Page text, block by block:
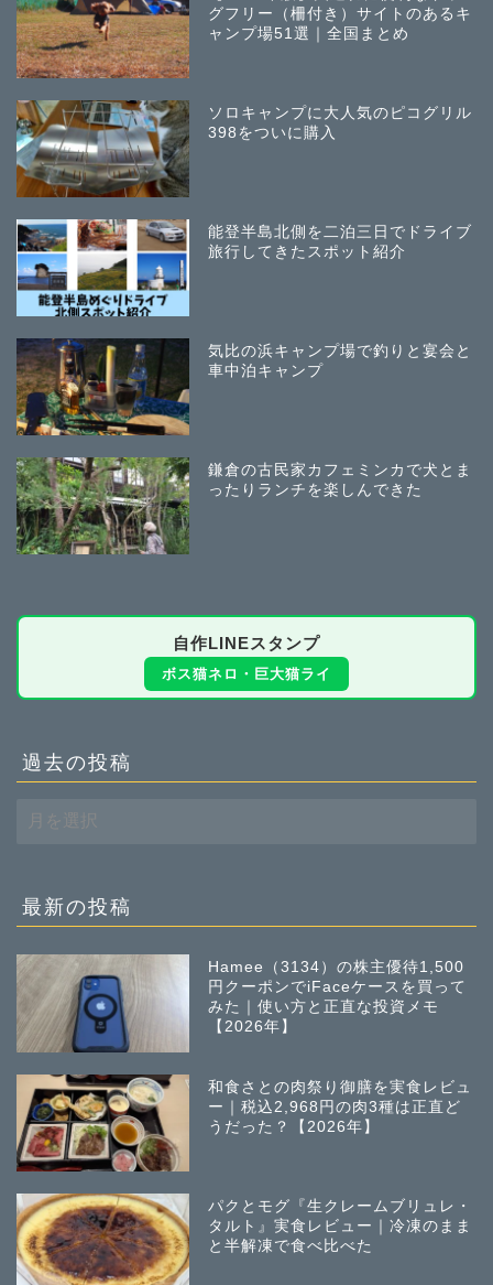
グフリー（柵付き）サイトのあるキ
ャンプ場51選｜全国まとめ
ソロキャンプに大人気のピコグリル
398をついに購入
能登半島北側を二泊三日でドライブ
旅行してきたスポット紹介
気比の浜キャンプ場で釣りと宴会と
車中泊キャンプ
鎌倉の古民家カフェミンカで犬とま
ったりランチを楽しんできた
自作LINEスタンプ
ボス猫ネロ・巨大猫ライ
過去の投稿
去
稿
最新の投稿
Hamee（3134）の株主優待1,500
円クーポンでiFaceケースを買って
みた｜使い方と正直な投資メモ
【2026年】
和食さとの肉祭り御膳を実食レビュ
ー｜税込2,968円の肉3種は正直ど
うだった？【2026年】
パクとモグ『生クレームブリュレ・
タルト』実食レビュー｜冷凍のまま
と半解凍で食べ比べた